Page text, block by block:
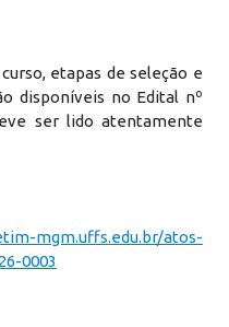
etapas de seleção e
disponíveis no Edital nº
ser lido atentamente
mgm.uffs.edu.br/atos-
0003